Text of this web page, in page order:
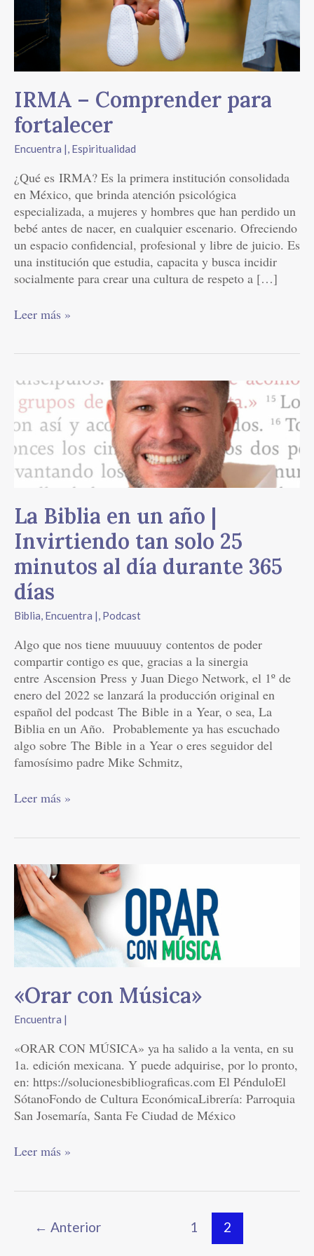
IRMA – Comprender para
fortalecer
Encuentra |, Espiritualidad
¿Qué es IRMA? Es la primera institución consolidada
en México, que brinda atención psicológica
especializada, a mujeres y hombres que han perdido un
bebé antes de nacer, en cualquier escenario. Ofreciendo
un espacio confidencial, profesional y libre de juicio. Es
una institución que estudia, capacita y busca incidir
socialmente para crear una cultura de respeto a […]
Comprender
para
fortalecer
Leer más »
La Biblia en un año |
Invirtiendo tan solo 25
minutos al día durante 365
días
Biblia, Encuentra |, Podcast
Algo que nos tiene muuuuuy contentos de poder
compartir contigo es que, gracias a la sinergia
entre Ascension Press y Juan Diego Network, el 1º de
enero del 2022 se lanzará la producción original en
español del podcast The Bible in a Year, o sea, La
Biblia en un Año. Probablemente ya has escuchado
algo sobre The Bible in a Year o eres seguidor del
famosísimo padre Mike Schmitz,
La
Biblia
en
año
|
Invirtiendo
tan
solo
25
minutos
al
día
365
días
Leer más »
«Orar con Música»
Encuentra |
«ORAR CON MÚSICA» ya ha salido a la venta, en su
1a. edición mexicana. Y puede adquirise, por lo pronto,
en: https://solucionesbibliograficas.com El PénduloEl
SótanoFondo de Cultura EconómicaLibrería: Parroquia
San Josemaría, Santa Fe Ciudad de México
«Orar
con
Música»
Leer más »
← Anterior 1 2